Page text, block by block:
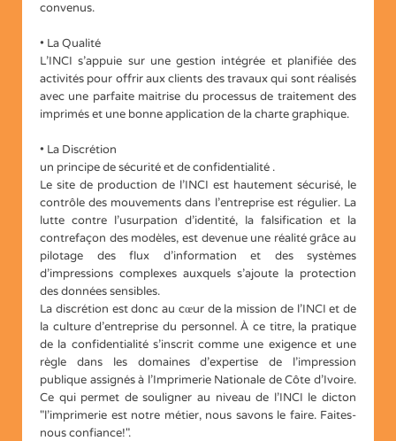
convenus.
• La Qualité
L’INCI s’appuie sur une gestion intégrée et planifiée des
activités pour offrir aux clients des travaux qui sont réalisés
avec une parfaite maitrise du processus de traitement des
imprimés et une bonne application de la charte graphique.
• La Discrétion
un principe de sécurité et de confidentialité .
Le site de production de l’INCI est hautement sécurisé, le
contrôle des mouvements dans l’entreprise est régulier. La
lutte contre l’usurpation d’identité, la falsification et la
contrefaçon des modèles, est devenue une réalité grâce au
pilotage des flux d’information et des systèmes
d’impressions complexes auxquels s’ajoute la protection
des données sensibles.
La discrétion est donc au cœur de la mission de l’INCI et de
la culture d’entreprise du personnel. À ce titre, la pratique
de la confidentialité s’inscrit comme une exigence et une
règle dans les domaines d’expertise de l’impression
publique assignés à l’Imprimerie Nationale de Côte d’Ivoire.
Ce qui permet de souligner au niveau de l’INCI le dicton
"l’imprimerie est notre métier, nous savons le faire. Faites-
nous confiance!".